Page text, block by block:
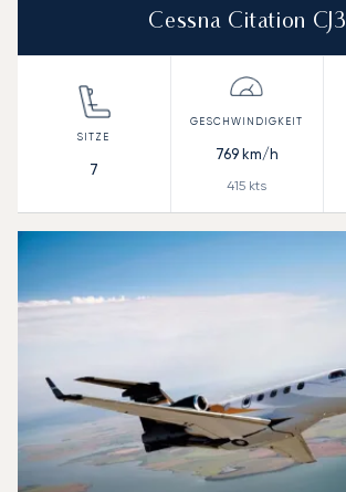
Cessna Citation CJ3
7
769km/h
415 kts